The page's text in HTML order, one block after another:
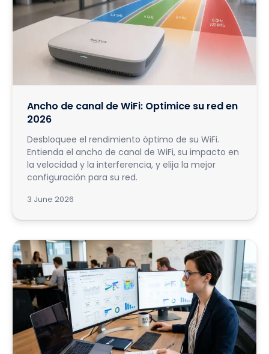
Ancho de canal de WiFi: Optimice su red en
2026
Desbloquee el rendimiento óptimo de su WiFi.
Entienda el ancho de canal de WiFi, su impacto en
la velocidad y la interferencia, y elija la mejor
configuración para su red.
3 June 2026